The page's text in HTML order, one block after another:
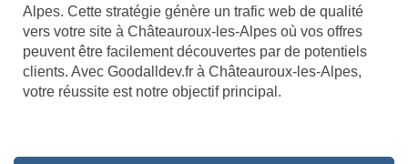
Alpes. Cette stratégie génère un trafic web de qualité
vers votre site à Châteauroux-les-Alpes où vos offres
peuvent être facilement découvertes par de potentiels
clients. Avec Goodalldev.fr à Châteauroux-les-Alpes,
votre réussite est notre objectif principal.